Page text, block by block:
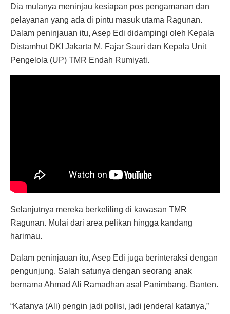
Dia mulanya meninjau kesiapan pos pengamanan dan
pelayanan yang ada di pintu masuk utama Ragunan.
Dalam peninjauan itu, Asep Edi didampingi oleh Kepala
Distamhut DKI Jakarta M. Fajar Sauri dan Kepala Unit
Pengelola (UP) TMR Endah Rumiyati.
Selanjutnya mereka berkeliling di kawasan TMR
Ragunan. Mulai dari area pelikan hingga kandang
harimau.
Dalam peninjauan itu, Asep Edi juga berinteraksi dengan
pengunjung. Salah satunya dengan seorang anak
bernama Ahmad Ali Ramadhan asal Panimbang, Banten.
“Katanya (Ali) pengin jadi polisi, jadi jenderal katanya,”